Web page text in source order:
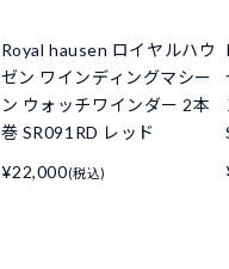
Royal hausen ロイヤルハウ
ゼン ワインディングマシー
ン ウォッチワインダー 2本
巻 SR091RD レッド
¥22,000(税込)